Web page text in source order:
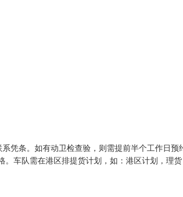
凭条。如有动卫检查验，则需提前半个工作日预
车队需在港区排提货计划，如：港区计划，理货